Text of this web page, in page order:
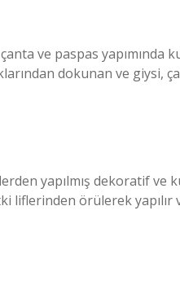
ve paspas yapımında
dokunan ve giysi,
yapılmış dekoratif ve
liflerinden örülerek yapılır